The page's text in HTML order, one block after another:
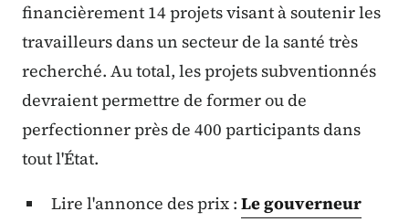
financièrement 14 projets visant à soutenir les
travailleurs dans un secteur de la santé très
recherché. Au total, les projets subventionnés
devraient permettre de former ou de
perfectionner près de 400 participants dans
tout l'État.
Lire l'annonce des prix : Le gouverneur